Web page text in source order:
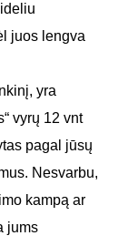
juos lengva
yra
vyrų 12 vnt
pagal jūsų
Nesvarbu,
kampą ar
jums